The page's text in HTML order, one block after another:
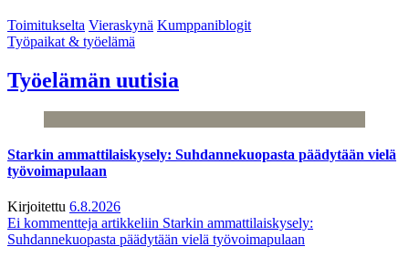
Toimitukselta Vieraskynä Kumppaniblogit
Työpaikat & työelämä
Työelämän uutisia
Starkin ammattilaiskysely: Suhdannekuopasta päädytään vielä
työvoimapulaan
Kirjoitettu 6.8.2026
Ei kommentteja artikkeliin Starkin ammattilaiskysely:
Suhdannekuopasta päädytään vielä työvoimapulaan